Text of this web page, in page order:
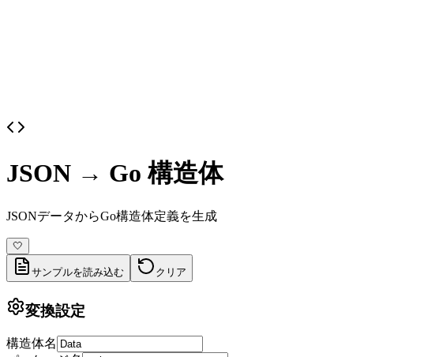
JSON → Go 構造体
JSONデータからGo構造体定義を生成
🤍
サンプルを読み込む クリア
変換設定
構造体名